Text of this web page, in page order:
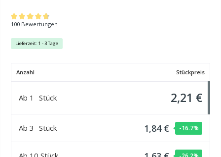
Durchschnittliche Bewertung von 4.81 von 5 Sternen
100 Bewertungen
Lieferzeit: 1 - 3 Tage
Anzahl Stückpreis
Ab 1 Stück 2,21 €
Ab 3 Stück 1,84 € -16.7%